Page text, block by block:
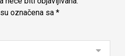
označena sa*